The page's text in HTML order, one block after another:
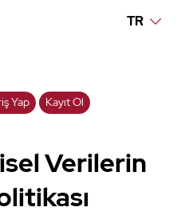
TR
Yap Kayıt Ol
Verilerin